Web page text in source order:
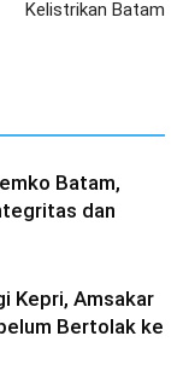
Kelistrikan Batam
Batam,
dan
Kepri, Amsakar
Bertolak ke